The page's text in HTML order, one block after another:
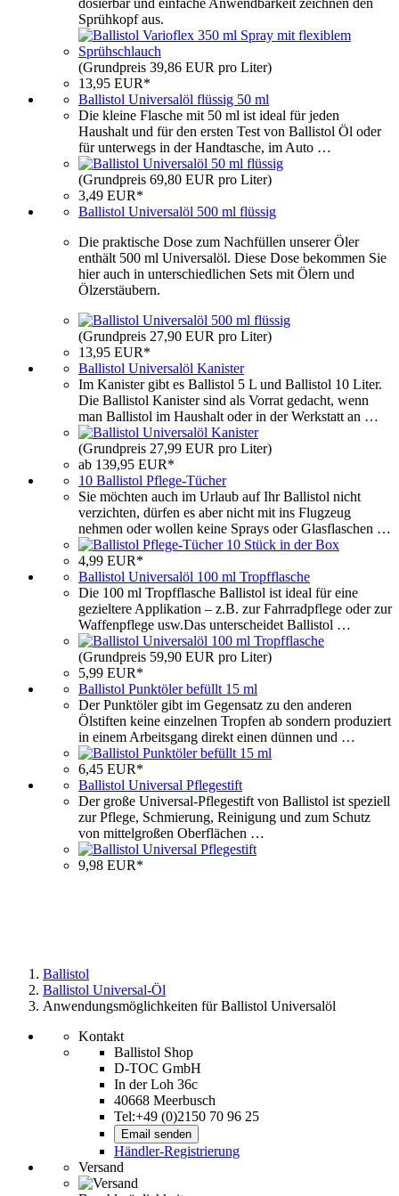
Sprühkopf aus.
(Grundpreis 39,86 EUR pro Liter)
13,95 EUR*
Ballistol Universalöl flüssig 50 ml
Die kleine Flasche mit 50 ml ist ideal für jeden
Haushalt und für den ersten Test von Ballistol Öl oder
für unterwegs in der Handtasche, im Auto …
(Grundpreis 69,80 EUR pro Liter)
3,49 EUR*
Ballistol Universalöl 500 ml flüssig
Die praktische Dose zum Nachfüllen unserer Öler
enthält 500 ml Universalöl. Diese Dose bekommen Sie
hier auch in unterschiedlichen Sets mit Ölern und
Ölzerstäubern.
(Grundpreis 27,90 EUR pro Liter)
13,95 EUR*
Ballistol Universalöl Kanister
Im Kanister gibt es Ballistol 5 L und Ballistol 10 Liter.
Die Ballistol Kanister sind als Vorrat gedacht, wenn
man Ballistol im Haushalt oder in der Werkstatt an …
(Grundpreis 27,99 EUR pro Liter)
ab 139,95 EUR*
10 Ballistol Pflege-Tücher
Sie möchten auch im Urlaub auf Ihr Ballistol nicht
verzichten, dürfen es aber nicht mit ins Flugzeug
nehmen oder wollen keine Sprays oder Glasflaschen …
4,99 EUR*
Ballistol Universalöl 100 ml Tropfflasche
Die 100 ml Tropfflasche Ballistol ist ideal für eine
gezieltere Applikation – z.B. zur Fahrradpflege oder zur
Waffenpflege usw.Das unterscheidet Ballistol …
(Grundpreis 59,90 EUR pro Liter)
5,99 EUR*
Ballistol Punktöler befüllt 15 ml
Der Punktöler gibt im Gegensatz zu den anderen
Ölstiften keine einzelnen Tropfen ab sondern produziert
in einem Arbeitsgang direkt einen dünnen und …
6,45 EUR*
Ballistol Universal Pflegestift
Der große Universal-Pflegestift von Ballistol ist speziell
zur Pflege, Schmierung, Reinigung und zum Schutz
von mittelgroßen Oberflächen …
9,98 EUR*
Ballistol
Ballistol Universal-Öl
Anwendungsmöglichkeiten für Ballistol Universalöl
Kontakt
Ballistol Shop
D-TOC GmbH
In der Loh 36c
40668 Meerbusch
Tel:+49 (0)2150 70 96 25
Email senden
Händler-Registrierung
Versand